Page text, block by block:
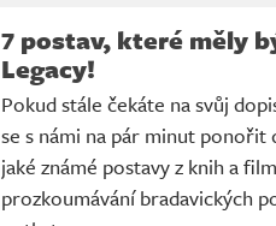
7 postav, které měly
Legacy!
Pokud stále čekáte na svůj
se s námi na pár minut
jaké známé postavy z knih a
prozkoumávání bradavických